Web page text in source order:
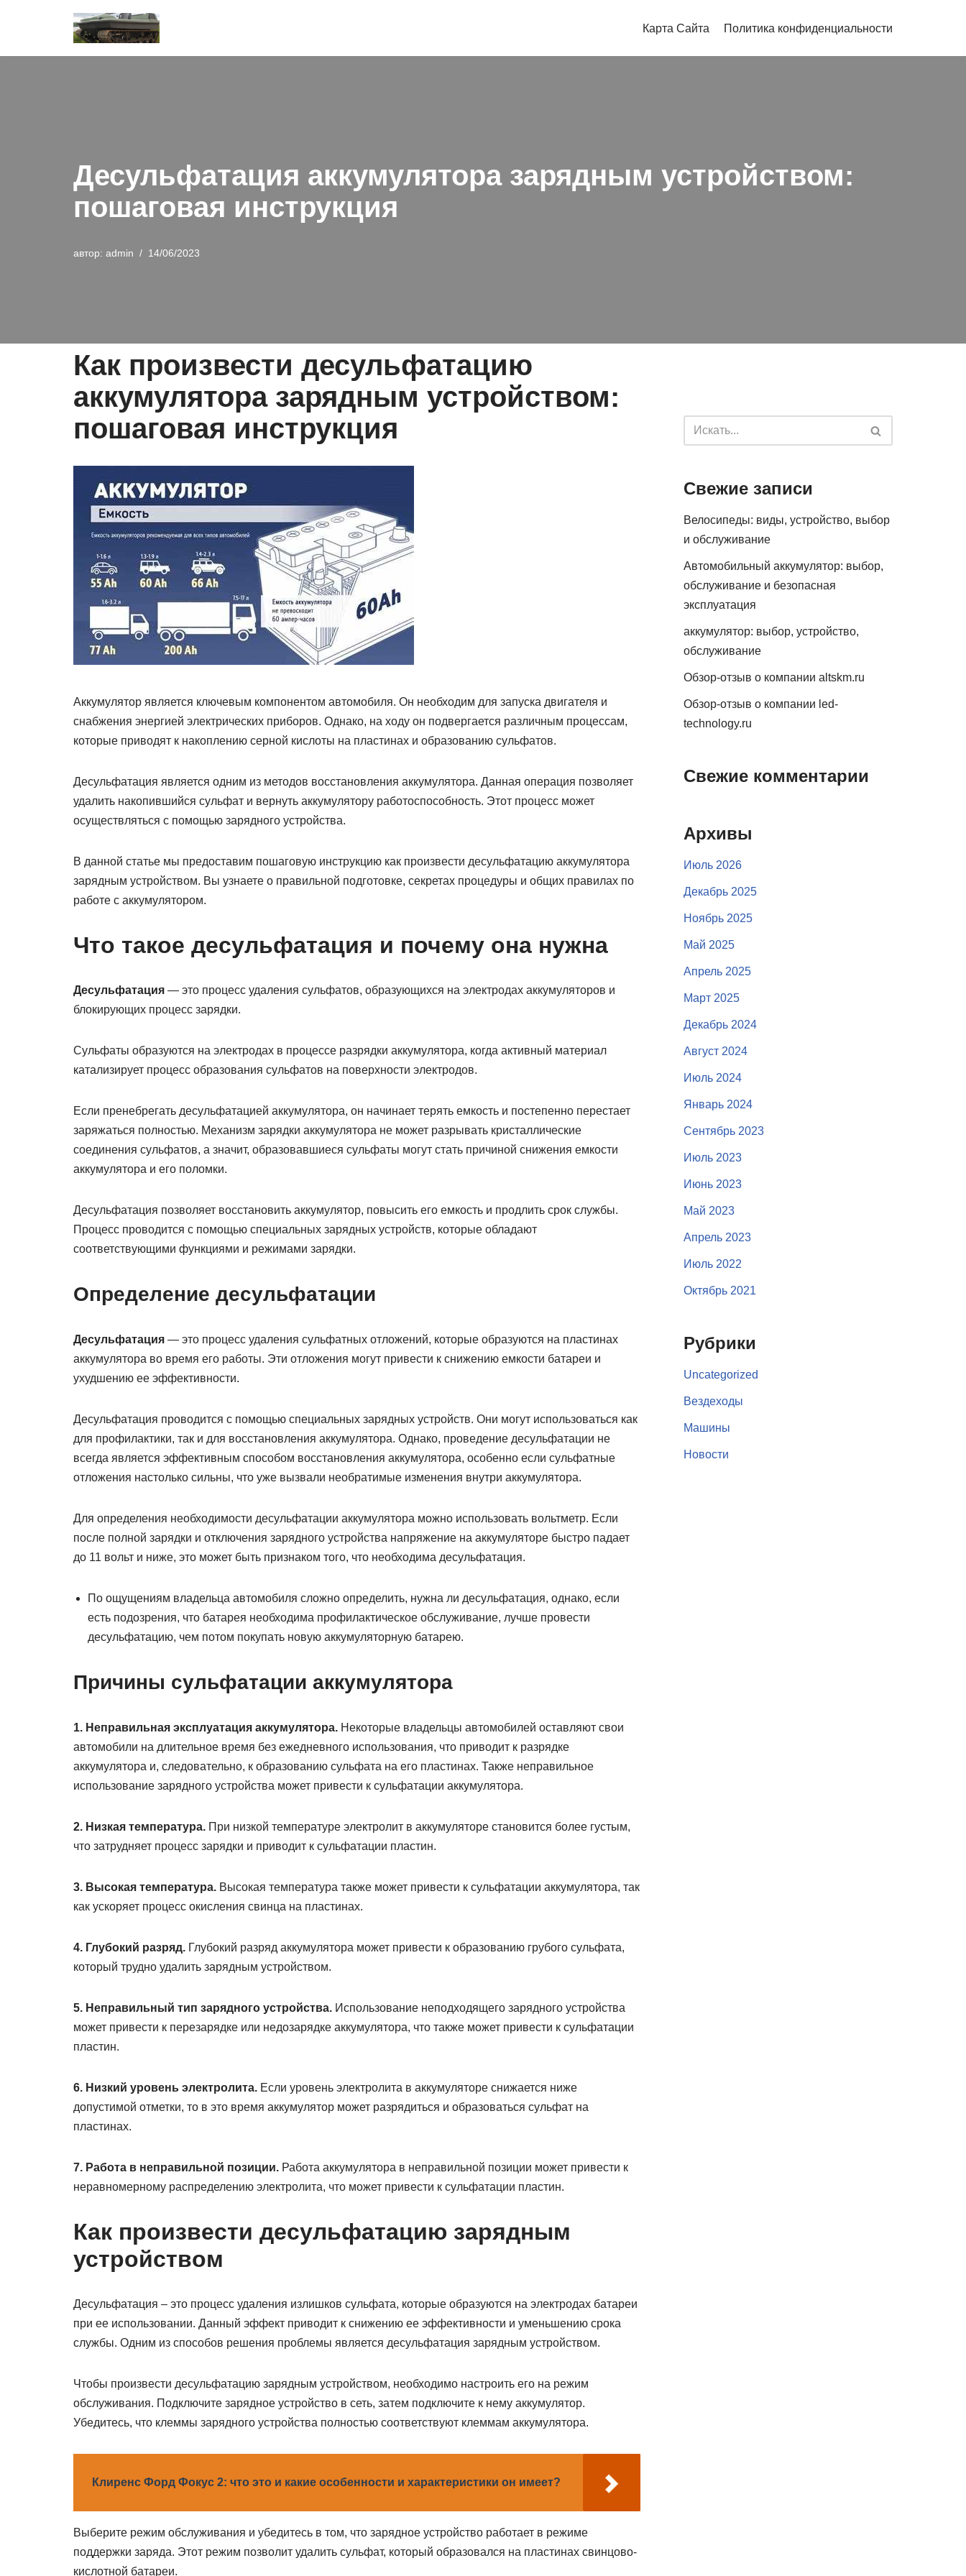
к
Карта Сайта Политика конфиденциальности
Десульфатация аккумулятора зарядным устройством:
пошаговая инструкция
автор: admin 14/06/2023
Как произвести десульфатацию
аккумулятора зарядным устройством:
пошаговая инструкция
Аккумулятор является ключевым компонентом автомобиля. Он необходим для запуска двигателя и
снабжения энергией электрических приборов. Однако, на ходу он подвергается различным процессам,
которые приводят к накоплению серной кислоты на пластинах и образованию сульфатов.
Десульфатация является одним из методов восстановления аккумулятора. Данная операция позволяет
удалить накопившийся сульфат и вернуть аккумулятору работоспособность. Этот процесс может
осуществляться с помощью зарядного устройства.
В данной статье мы предоставим пошаговую инструкцию как произвести десульфатацию аккумулятора
зарядным устройством. Вы узнаете о правильной подготовке, секретах процедуры и общих правилах по
работе с аккумулятором.
Что такое десульфатация и почему она нужна
Десульфатация — это процесс удаления сульфатов, образующихся на электродах аккумуляторов и
блокирующих процесс зарядки.
Сульфаты образуются на электродах в процессе разрядки аккумулятора, когда активный материал
катализирует процесс образования сульфатов на поверхности электродов.
Если пренебрегать десульфатацией аккумулятора, он начинает терять емкость и постепенно перестает
заряжаться полностью. Механизм зарядки аккумулятора не может разрывать кристаллические
соединения сульфатов, а значит, образовавшиеся сульфаты могут стать причиной снижения емкости
аккумулятора и его поломки.
Десульфатация позволяет восстановить аккумулятор, повысить его емкость и продлить срок службы.
Процесс проводится с помощью специальных зарядных устройств, которые обладают
соответствующими функциями и режимами зарядки.
Определение десульфатации
Десульфатация — это процесс удаления сульфатных отложений, которые образуются на пластинах
аккумулятора во время его работы. Эти отложения могут привести к снижению емкости батареи и
ухудшению ее эффективности.
Десульфатация проводится с помощью специальных зарядных устройств. Они могут использоваться как
для профилактики, так и для восстановления аккумулятора. Однако, проведение десульфатации не
всегда является эффективным способом восстановления аккумулятора, особенно если сульфатные
отложения настолько сильны, что уже вызвали необратимые изменения внутри аккумулятора.
Для определения необходимости десульфатации аккумулятора можно использовать вольтметр. Если
после полной зарядки и отключения зарядного устройства напряжение на аккумуляторе быстро падает
до 11 вольт и ниже, это может быть признаком того, что необходима десульфатация.
По ощущениям владельца автомобиля сложно определить, нужна ли десульфатация, однако, если
есть подозрения, что батарея необходима профилактическое обслуживание, лучше провести
десульфатацию, чем потом покупать новую аккумуляторную батарею.
Причины сульфатации аккумулятора
1. Неправильная эксплуатация аккумулятора. Некоторые владельцы автомобилей оставляют свои
автомобили на длительное время без ежедневного использования, что приводит к разрядке
аккумулятора и, следовательно, к образованию сульфата на его пластинах. Также неправильное
использование зарядного устройства может привести к сульфатации аккумулятора.
2. Низкая температура. При низкой температуре электролит в аккумуляторе становится более густым,
что затрудняет процесс зарядки и приводит к сульфатации пластин.
3. Высокая температура. Высокая температура также может привести к сульфатации аккумулятора, так
как ускоряет процесс окисления свинца на пластинах.
4. Глубокий разряд. Глубокий разряд аккумулятора может привести к образованию грубого сульфата,
который трудно удалить зарядным устройством.
5. Неправильный тип зарядного устройства. Использование неподходящего зарядного устройства
может привести к перезарядке или недозарядке аккумулятора, что также может привести к сульфатации
пластин.
6. Низкий уровень электролита. Если уровень электролита в аккумуляторе снижается ниже
допустимой отметки, то в это время аккумулятор может разрядиться и образоваться сульфат на
пластинах.
7. Работа в неправильной позиции. Работа аккумулятора в неправильной позиции может привести к
неравномерному распределению электролита, что может привести к сульфатации пластин.
Как произвести десульфатацию зарядным
устройством
Десульфатация – это процесс удаления излишков сульфата, которые образуются на электродах батареи
при ее использовании. Данный эффект приводит к снижению ее эффективности и уменьшению срока
службы. Одним из способов решения проблемы является десульфатация зарядным устройством.
Чтобы произвести десульфатацию зарядным устройством, необходимо настроить его на режим
обслуживания. Подключите зарядное устройство в сеть, затем подключите к нему аккумулятор.
Убедитесь, что клеммы зарядного устройства полностью соответствуют клеммам аккумулятора.
Клиренс Форд Фокус 2: что это и какие особенности и характеристики он имеет?
Выберите режим обслуживания и убедитесь в том, что зарядное устройство работает в режиме
поддержки заряда. Этот режим позволит удалить сульфат, который образовался на пластинах свинцово-
кислотной батареи.
Свежие записи
Велосипеды: виды, устройство, выбор
и обслуживание
Автомобильный аккумулятор: выбор,
обслуживание и безопасная
эксплуатация
аккумулятор: выбор, устройство,
обслуживание
Обзор-отзыв о компании altskm.ru
Обзор-отзыв о компании led-
technology.ru
Свежие комментарии
Архивы
Июль 2026
Декабрь 2025
Ноябрь 2025
Май 2025
Апрель 2025
Март 2025
Декабрь 2024
Август 2024
Июль 2024
Январь 2024
Сентябрь 2023
Июль 2023
Июнь 2023
Май 2023
Апрель 2023
Июль 2022
Октябрь 2021
Рубрики
Uncategorized
Вездеходы
Машины
Новости